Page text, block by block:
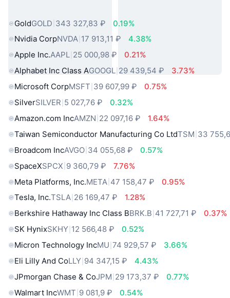
GoldGOLD 343 327,83 ₽
0.19%
Nvidia CorpNVDA 17 913,11 ₽
4.38%
Apple Inc.AAPL 25 000,98 ₽
0.21%
Alphabet Inc Class AGOOGL 29 439,54 ₽
3.73%
Microsoft CorpMSFT 39 607,99 ₽
0.75%
SilverSILVER 5 027,76 ₽
0.32%
Amazon.com IncAMZN 22 097,16 ₽
1.64%
Taiwan Semiconductor Manufacturing Co LtdTSM 33
Broadcom IncAVGO 34 055,68 ₽
0.57%
SpaceXSPCX 9 360,79 ₽
7.76%
Meta Platforms, Inc.META 47 158,47 ₽
0.95%
Tesla, Inc.TSLA 26 169,47 ₽
1.28%
Berkshire Hathaway Inc Class BBRK.B 41 727,71 ₽
0.37%
SK HynixSKHY 12 566,48 ₽
0.52%
Micron Technology IncMU 74 929,57 ₽
3.66%
Eli Lilly And CoLLY 94 347,15 ₽
4.43%
JPmorgan Chase & CoJPM 29 173,37 ₽
0.77%
Walmart IncWMT 9 081,9 ₽ 0.54%